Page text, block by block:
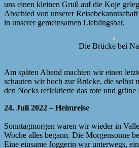
uns einen kleinen Gruß auf die Koje
Abschied von unserer
in unserer gemeinsamen Lieblingsbar.
Die Brücke bei
Am späten Abend machten wir einen
schauten wir hoch zur Brücke, die selbst
den Nocks reflektierte das rote und
24. Juli 2022 – Heimreise
Sonntagmorgen waren wir wieder in
Woche alles begann. Die Morgensonne
Eine einsame Joggerin war unterwegs,